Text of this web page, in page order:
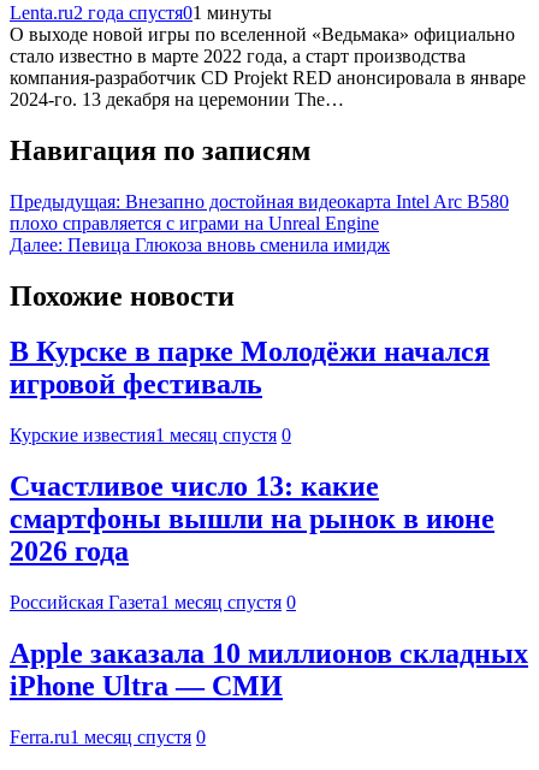
Lenta.ru2 года спустя01 минуты
О выходе новой игры по вселенной «Ведьмака» официально
стало известно в марте 2022 года, а старт производства
компания-разработчик CD Projekt RED анонсировала в январе
2024-го. 13 декабря на церемонии The…
Навигация по записям
Предыдущая: Внезапно достойная видеокарта Intel Arc B580
плохо справляется с играми на Unreal Engine
Далее: Певица Глюкоза вновь сменила имидж
Похожие новости
В Курске в парке Молодёжи начался
игровой фестиваль
Курские известия1 месяц спустя 0
Счастливое число 13: какие
смартфоны вышли на рынок в июне
2026 года
Российская Газета1 месяц спустя 0
Apple заказала 10 миллионов складных
iPhone Ultra — СМИ
Ferra.ru1 месяц спустя 0